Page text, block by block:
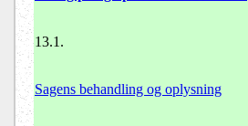
13.1.
Sagens behandling og oplysning